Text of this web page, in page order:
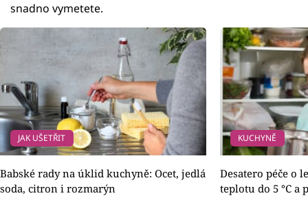
snadno vymetete.
JAK UŠETŘIT
Babské rady na úklid kuchyně: Ocet, jedlá
soda, citron i rozmarýn
KUCHYNĚ
Desatero péče o
teplotu do 5 °C a